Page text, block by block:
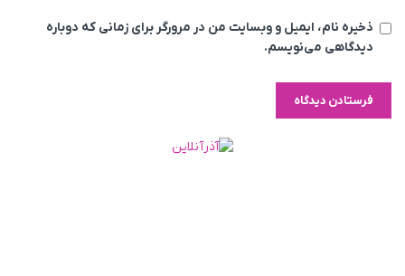
ذخیره نام، ایمیل و وبسایت من در مرورگر برای زمانی که دوباره
دیدگاهی می‌نویسم.